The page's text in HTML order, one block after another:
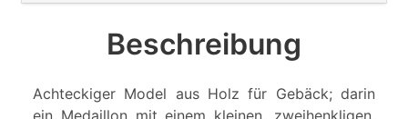
Beschreibung
Achteckiger Model aus Holz für Gebäck; darin